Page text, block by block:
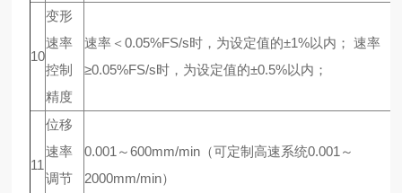
10
变形
速率
控制
精度
速率＜0.05%FS/s时，为设定值的±1%以内； 速率
≥0.05%FS/s时，为设定值的±0.5%以内；
11
位移
速率
调节
0.001～600mm/min（可定制高速系统0.001～
2000mm/min）